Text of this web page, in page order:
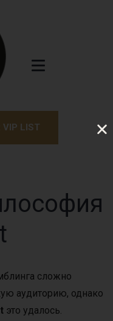
VIP LIST
сложно
аудиторию, однако
это удалось.